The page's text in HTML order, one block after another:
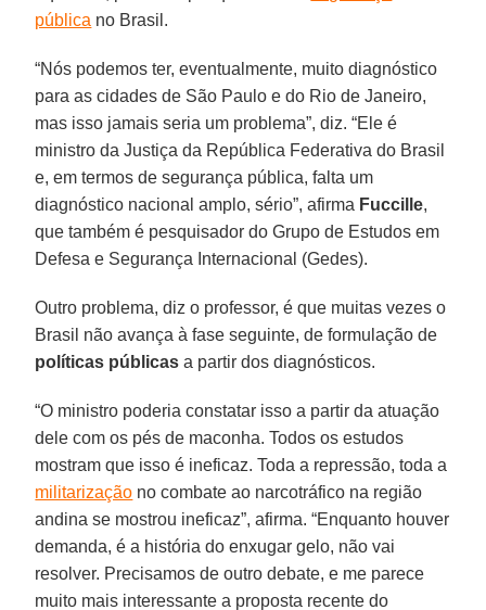
pública no Brasil.
“Nós podemos ter, eventualmente, muito diagnóstico
para as cidades de São Paulo e do Rio de Janeiro,
mas isso jamais seria um problema”, diz. “Ele é
ministro da Justiça da República Federativa do Brasil
e, em termos de segurança pública, falta um
diagnóstico nacional amplo, sério”, afirma Fuccille,
que também é pesquisador do Grupo de Estudos em
Defesa e Segurança Internacional (Gedes).
Outro problema, diz o professor, é que muitas vezes o
Brasil não avança à fase seguinte, de formulação de
políticas públicas a partir dos diagnósticos.
“O ministro poderia constatar isso a partir da atuação
dele com os pés de maconha. Todos os estudos
mostram que isso é ineficaz. Toda a repressão, toda a
militarização no combate ao narcotráfico na região
andina se mostrou ineficaz”, afirma. “Enquanto houver
demanda, é a história do enxugar gelo, não vai
resolver. Precisamos de outro debate, e me parece
muito mais interessante a proposta recente do